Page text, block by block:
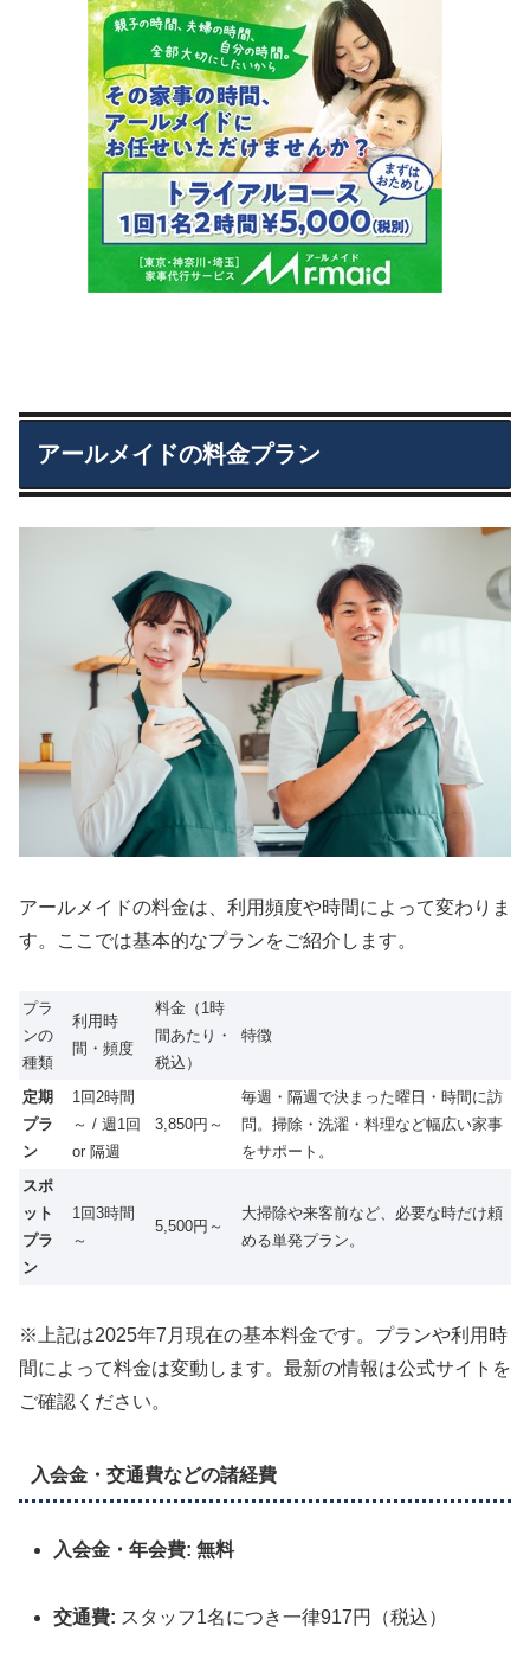
アールメイドの料金プラン
アールメイドの料金は、利用頻度や時間によって変わりま
す。ここでは基本的なプランをご紹介します。
プラ
ンの
種類
利用時
間・頻度
料金（1時
間あたり・
税込）
特徴
定期
プラ
ン
1回2時間
～ / 週1回
or 隔週
3,850円～
毎週・隔週で決まった曜日・時間に訪
問。掃除・洗濯・料理など幅広い家事
をサポート。
スポ
ット
プラ
ン
1回3時間
～
5,500円～
大掃除や来客前など、必要な時だけ頼
める単発プラン。
※上記は2025年7月現在の基本料金です。プランや利用時
間によって料金は変動します。最新の情報は公式サイトを
ご確認ください。
入会金・交通費などの諸経費
入会金・年会費: 無料
交通費: スタッフ1名につき一律917円（税込）